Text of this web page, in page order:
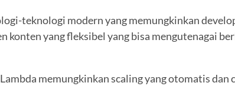
teknologi modern yang memungkinkan
yang fleksibel yang bisa mengutenagai
memungkinkan scaling yang otomatis